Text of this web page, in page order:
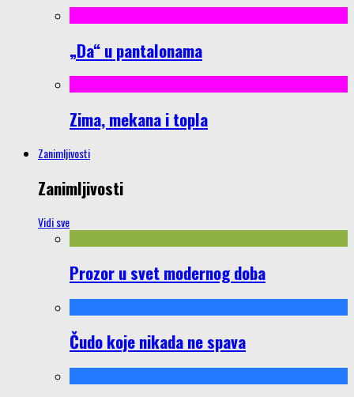
„Da“ u pantalonama
Zima, mekana i topla
Zanimljivosti
Zanimljivosti
Vidi sve
Prozor u svet modernog doba
Čudo koje nikada ne spava